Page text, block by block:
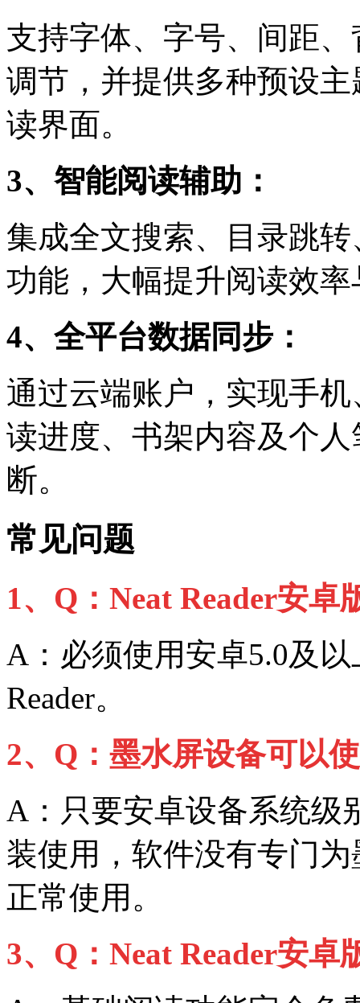
支持字体、字号、间距
调节，并提供多种预设
读界面。
3、智能阅读辅助：
集成全文搜索、目录跳
功能，大幅提升阅读效
4、全平台数据同步：
通过云端账户，实现手
读进度、书架内容及个
断。
常见问题
1、Q：Neat Reader安
A：必须使用安卓5.0及
Reader。
2、Q：墨水屏设备可以
A：只要安卓设备系统级
装使用，软件没有专门
正常使用。
3、Q：Neat Reader安卓